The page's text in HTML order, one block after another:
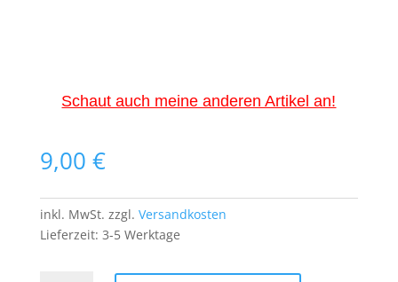
Schaut auch meine anderen Artikel an!
9,00 €
inkl. MwSt. zzgl. Versandkosten
Lieferzeit: 3-5 Werktage